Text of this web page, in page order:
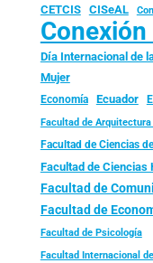
CETCIS CISeAL
Conexión
Día Internacional de
Mujer
Economía Ecuador
Facultad de
Facultad de Ciencias
Facultad de Ciencias
Facultad de
Facultad de
Facultad de Psicología
Facultad Internacional